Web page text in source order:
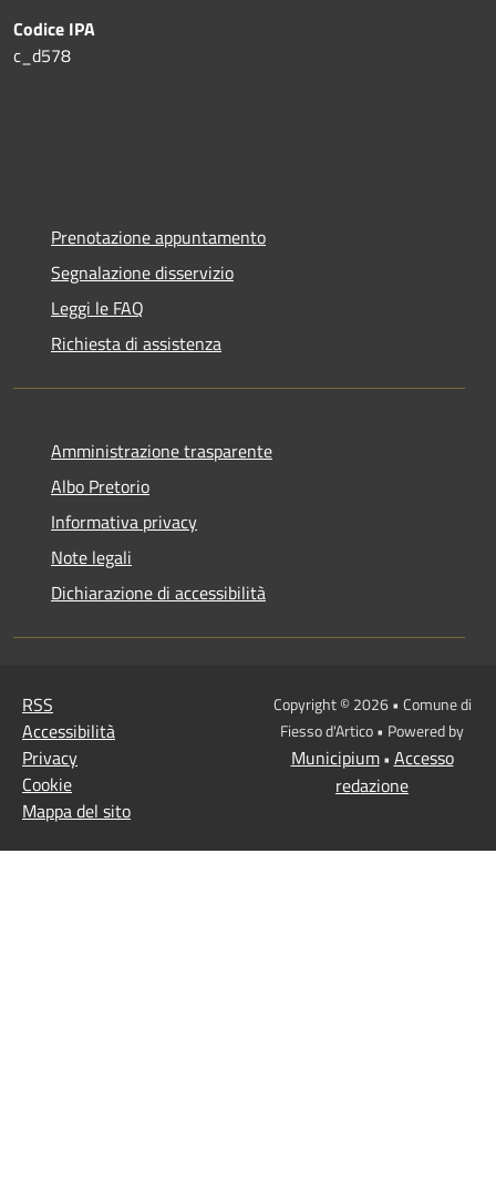
Codice IPA
c_d578
Prenotazione appuntamento
Segnalazione disservizio
Leggi le FAQ
Richiesta di assistenza
Amministrazione trasparente
Albo Pretorio
Informativa privacy
Note legali
Dichiarazione di accessibilità
RSS
Accessibilità
Privacy
Cookie
Mappa del sito
Copyright © 2026 • Comune di
Fiesso d'Artico • Powered by
Municipium• Accesso
redazione